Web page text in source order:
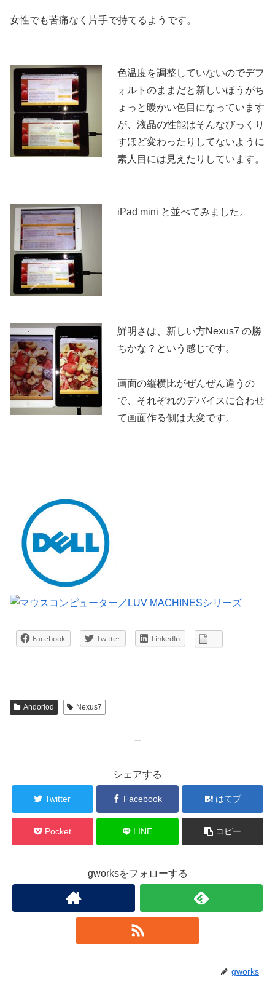
女性でも苦痛なく片手で持てるようです。
色温度を調整していないのでデフ
ォルトのままだと新しいほうがち
ょっと暖かい色目になっています
が、液晶の性能はそんなびっくり
すほど変わったりしてないように
素人目には見えたりしています。
iPad mini と並べてみました。
鮮明さは、新しい方Nexus7 の勝
ちかな？という感じです。
画面の縦横比がぜんぜん違うの
で、それぞれのデバイスに合わせ
て画面作る側は大変です。
Facebook Twitter LinkedIn
Andoriod Nexus7
--
シェアする
Twitter Facebook はてブ
Pocket LINE コピー
gworksをフォローする
gworks